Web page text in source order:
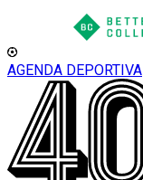
AGENDA DEPORTIVA